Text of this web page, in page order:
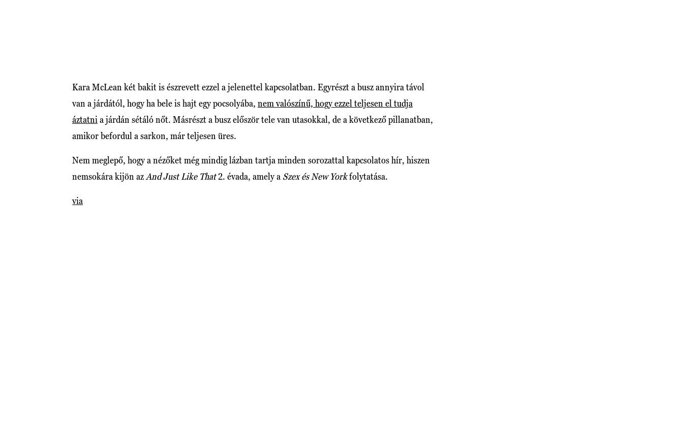
Kara McLean két bakit is észrevett ezzel a jelenettel kapcsolatban. Egyrészt a busz annyira távol
van a járdától, hogy ha bele is hajt egy pocsolyába, nem valószínű, hogy ezzel teljesen el tudja
áztatnia járdán sétáló nőt. Másrészt a busz először tele van utasokkal, de a következő pillanatban,
amikor befordul a sarkon, már teljesen üres.
Nem meglepő, hogy a nézőket még mindig lázban tartja minden sorozattal kapcsolatos hír, hiszen
nemsokára kijön azAnd Just Like That2. évada, amely a Szex és New Yorkfolytatása.
via